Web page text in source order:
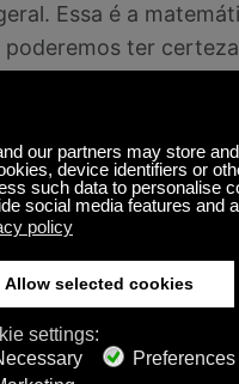
Essa é a
ter
e, evidentemente, a
se aproximando
algo entre 200-
ambientes
nem cogitam que
a notação